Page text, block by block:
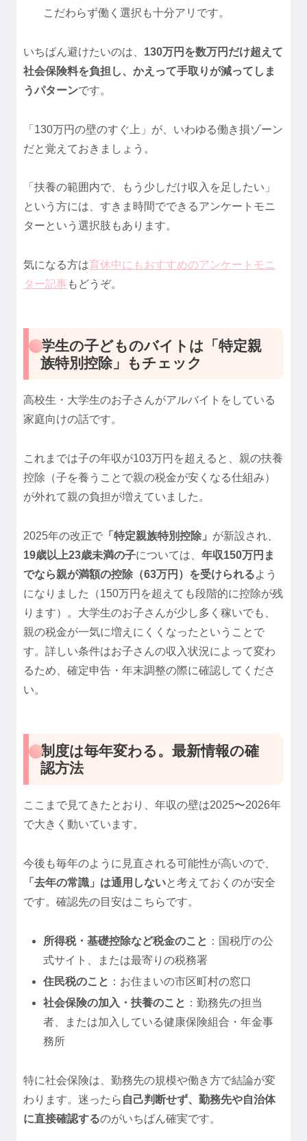
こだわらず働く選択も十分アリです。
いちばん避けたいのは、 130万円を数万円だけ超えて
社会保険料を負担し、かえって手取りが減ってしま
うパターンです。
「130万円の壁のすぐ上」が、いわゆる働き損ゾーン
だと覚えておきましょう。
「扶養の範囲内で、もう少しだけ収入を足したい」
という方には、すきま時間でできるアンケートモニ
ターという選択肢もあります。
気になる方は育休中にもおすすめのアンケートモニ
ター記事 もどうぞ。
学生の子どものバイトは「特定親
族特別控除」もチェック
高校生・大学生のお子さんがアルバイトをしている
家庭向けの話です。
これまでは子の年収が103万円を超えると、親の扶養
控除（子を養うことで親の税金が安くなる仕組み）
が外れて親の負担が増えていました。
2025年の改正で 「特定親族特別控除」 が新設され、
19歳以上23歳未満の子については、 年収150万円ま
でなら親が満額の控除（63万円）を受けられるよう
になりました（150万円を超えても段階的に控除が残
ります）。大学生のお子さんが少し多く稼いでも、
親の税金が一気に増えにくくなったということで
す。詳しい条件はお子さんの収入状況によって変わ
るため、確定申告・年末調整の際に確認してくださ
い。
制度は毎年変わる。最新情報の確
認方法
ここまで見てきたとおり、年収の壁は2025〜2026年
で大きく動いています。
今後も毎年のように見直される可能性が高いので、
「去年の常識」は通用しないと考えておくのが安全
です。確認先の目安はこちらです。
所得税・基礎控除など税金のこと ：国税庁の公
式サイト、または最寄りの税務署
住民税のこと ：お住まいの市区町村の窓口
社会保険の加入・扶養のこと ：勤務先の担当
者、または加入している健康保険組合・年金事
務所
特に社会保険は、勤務先の規模や働き方で結論が変
わります。迷ったら 自己判断せず、勤務先や自治体
に直接確認するのがいちばん確実です。